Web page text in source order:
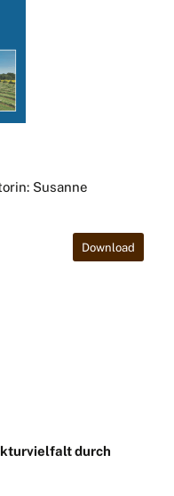
Susanne
Download
durch